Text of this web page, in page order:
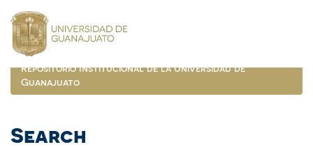
navigation
Repositorio Institucional de la Universidad de
Guanajuato
Search